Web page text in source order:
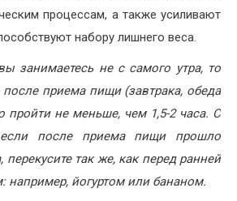
процессам, а также усиливают
набору лишнего веса.
занимаетесь не с самого утра, то
приема пищи (завтрака, обеда
пройти не меньше, чем 1,5-2 часа. С
если после приема пищи прошло
перекусите так же, как перед ранней
например, йогуртом или бананом.